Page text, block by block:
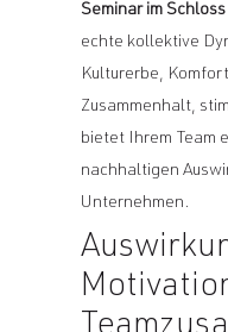
Seminar im
echte kollektive
Kulturerbe,
Zusammenhalt,
bietet Ihrem Team
nachhaltigen
Unternehmen.